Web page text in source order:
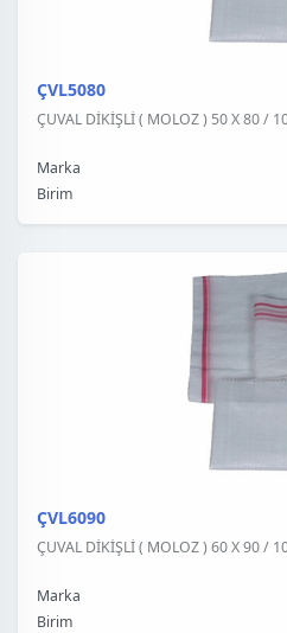
ÇVL5080
ÇUVAL DİKİŞLİ ( MOLOZ ) 50 X 80 /
Marka
Birim
ÇVL6090
ÇUVAL DİKİŞLİ ( MOLOZ ) 60 X 90 /
Marka
Birim